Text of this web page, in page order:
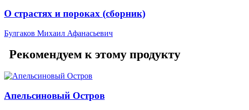
О страстях и пороках (сборник)
Булгаков Михаил Афанасьевич
Рекомендуем к этому продукту
Апельсиновый Остров